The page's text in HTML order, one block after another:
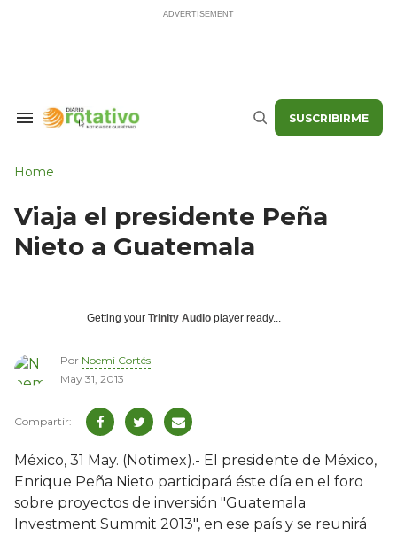
Search
Buscar SUSCRIBIRME
Home
Viaja el presidente Peña
Nieto a Guatemala
Getting your Trinity Audio player ready...
Por Noemi Cortés
May 31, 2013
México, 31 May. (Notimex).- El presidente de México,
Enrique Peña Nieto participará éste día en el foro
sobre proyectos de inversión "Guatemala
Investment Summit 2013", en ese país y se reunirá